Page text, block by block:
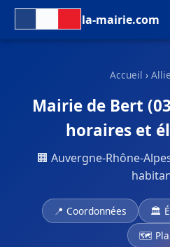
la-mairie.com
Accueil ›
Mairie de Bert
horaires et
🏢 Auvergne-Rhône-
📍 Coordonnées 🏛
🗺